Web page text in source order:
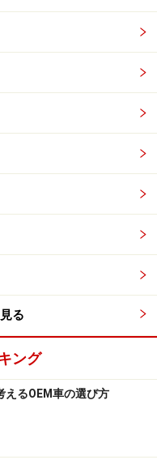
る
ング
えるOEM車の選び方